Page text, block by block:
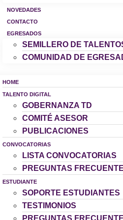
NOVEDADES
CONTACTO
EGRESADOS
SEMILLERO DE
COMUNIDAD DE
HOME
TALENTO DIGITAL
GOBERNANZA TD
COMITÉ ASESOR
PUBLICACIONES
CONVOCATORIAS
LISTA CONVOCATORIAS
PREGUNTAS
ESTUDIANTE
SOPORTE ESTUDIANTES
TESTIMONIOS
PREGUNTAS